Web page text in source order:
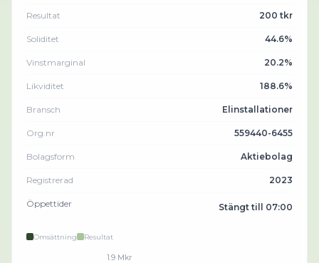
Resultat 200 tkr
Soliditet 44.6%
Vinstmarginal 20.2%
Likviditet 188.6%
Bransch Elinstallationer
Org.nr 559440-6455
Bolagsform Aktiebolag
Registrerad 2023
Öppettider Stängt till 07:00
Omsättning Resultat
1.9 Mkr